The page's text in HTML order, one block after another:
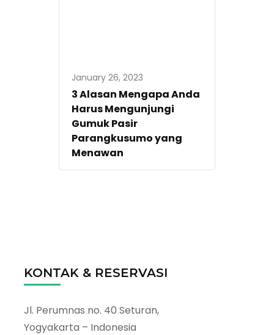
January 26, 2023
3 Alasan Mengapa Anda
Harus Mengunjungi
Gumuk Pasir
Parangkusumo yang
Menawan
KONTAK & RESERVASI
Jl. Perumnas no. 40 Seturan,
Yogyakarta – Indonesia